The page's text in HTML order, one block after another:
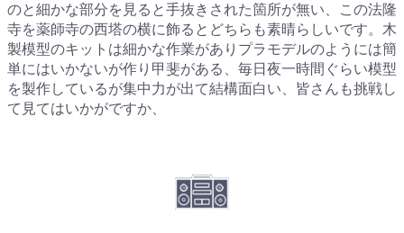
のと細かな部分を見ると手抜きされた箇所が無い、この法隆
寺を薬師寺の西塔の横に飾るとどちらも素晴らしいです。木
製模型のキットは細かな作業がありプラモデルのようには簡
単にはいかないが作り甲斐がある、毎日夜一時間ぐらい模型
を製作しているが集中力が出て結構面白い、皆さんも挑戦し
て見てはいかがですか、